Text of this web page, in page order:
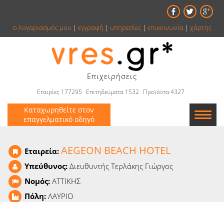
ο λογαριασμός μου | εγγραφή | υπηρεσίες| επικοινωνία| χάρτης
Επιχειρήσεις
Εταιρίες 177295 Επιτηδεύματα 1532 Προϊόντα 4327
Καταχωρηθείτε στον
επαγγελματικό οδηγό
Κατάλογος
Αγγελίες
Εταιρεία: AEGEON BEACH HOTEL
Υπεύθυνος: Διευθυντής Τερλάκης Γιώργος
Νομός: ΑΤΤΙΚΗΣ
Πόλη: ΛΑΥΡΙΟ